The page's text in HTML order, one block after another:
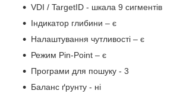
VDI / TargetID - шкала 9 сигментів
Індикатор глибини – є
Налаштування чутливості – є
Режим Pin-Point – є
Програми для пошуку - 3
Баланс ґрунту - ні